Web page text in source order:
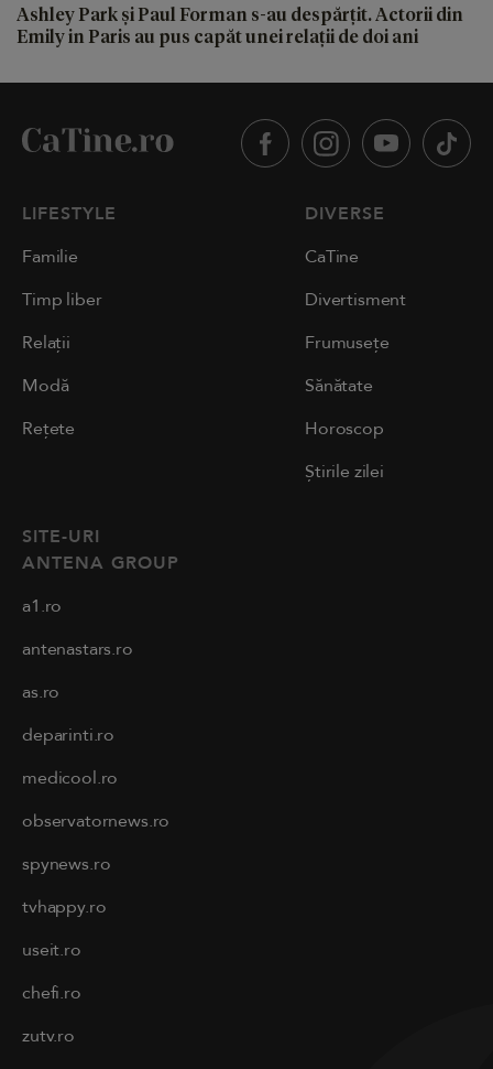
Ashley Park și Paul Forman s-au despărțit. Actorii din
Emily in Paris au pus capăt unei relații de doi ani
LIFESTYLE
Familie
Timp liber
Relații
Modă
Rețete
DIVERSE
CaTine
Divertisment
Frumusețe
Sănătate
Horoscop
Știrile zilei
SITE-URI
ANTENA GROUP
a1.ro
antenastars.ro
as.ro
deparinti.ro
medicool.ro
observatornews.ro
spynews.ro
tvhappy.ro
useit.ro
chefi.ro
zutv.ro